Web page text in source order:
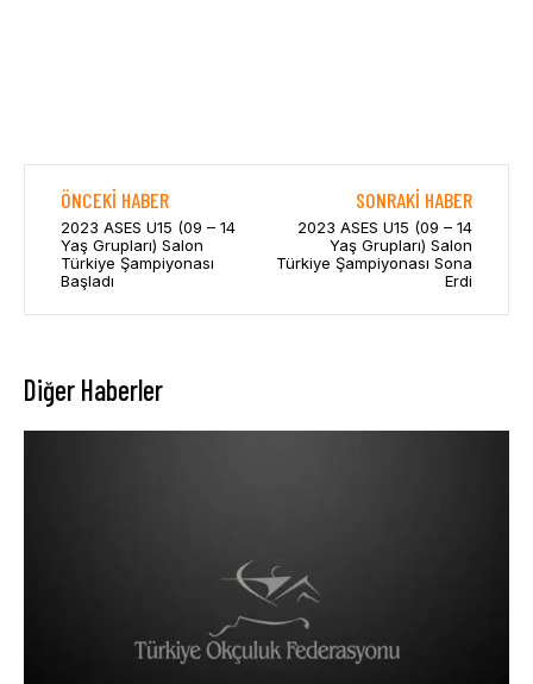
ÖNCEKI HABER
2023 ASES U15 (09 – 14
Yaş Grupları) Salon
Türkiye Şampiyonası
Başladı
SONRAKI HABER
2023 ASES U15 (09 – 14
Yaş Grupları) Salon
Türkiye Şampiyonası Sona
Erdi
Diğer Haberler